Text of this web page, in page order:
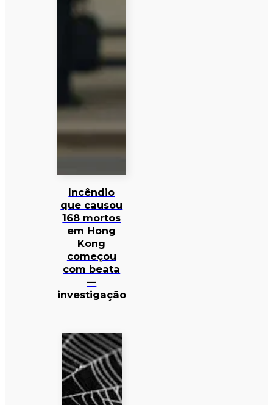
Incêndio
que causou
168 mortos
em Hong
Kong
começou
com beata
—
investigação